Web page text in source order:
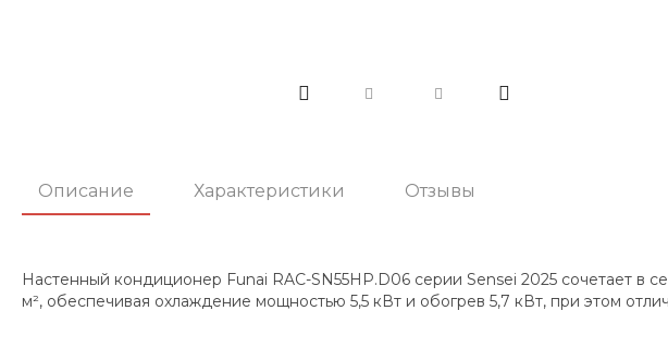
Описание Характеристики Отзывы
Настенный кондиционер Funai RAC-SN55HP.D06 серии Sensei 2025 сочетает
м², обеспечивая охлаждение мощностью 5,5 кВт и обогрев 5,7 кВт, при этом